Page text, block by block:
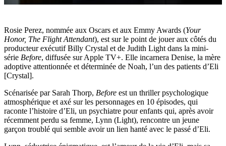
Rosie Perez, nommée aux Oscars et aux Emmy Awards (Your
Honor, The Flight Attendant), est sur le point de jouer aux côtés du
producteur exécutif Billy Crystal et de Judith Light dans la mini-
série Before, diffusée sur Apple TV+. Elle incarnera Denise, la mère
adoptive attentionnée et déterminée de Noah, l’un des patients d’Eli
[Crystal].
Scénarisée par Sarah Thorp, Before est un thriller psychologique
atmosphérique et axé sur les personnages en 10 épisodes, qui
raconte l’histoire d’Eli, un psychiatre pour enfants qui, après avoir
récemment perdu sa femme, Lynn (Light), rencontre un jeune
garçon troublé qui semble avoir un lien hanté avec le passé d’Eli.